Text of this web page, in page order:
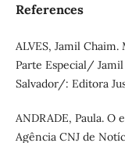
References
ALVES, Jamil
Parte Especial/ Jamil
Salvador/: Editora
ANDRADE, Paula. O
Agência CNJ de